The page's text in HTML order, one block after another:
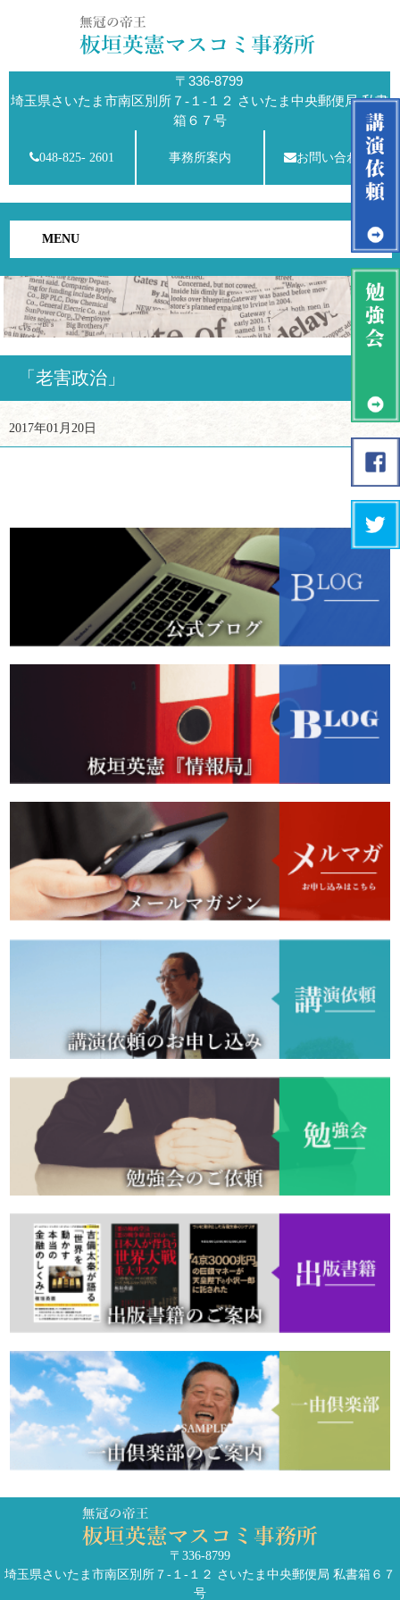
〒336-8799
埼玉県さいたま市南区別所７-１-１２ さいたま中央郵便局 私書
箱６７号
048-825- 2601 事務所案内 お問い合わせ
MENU
「老害政治」
2017年01月20日
〒336-8799
埼玉県さいたま市南区別所７-１-１２ さいたま中央郵便局 私書箱６７
号